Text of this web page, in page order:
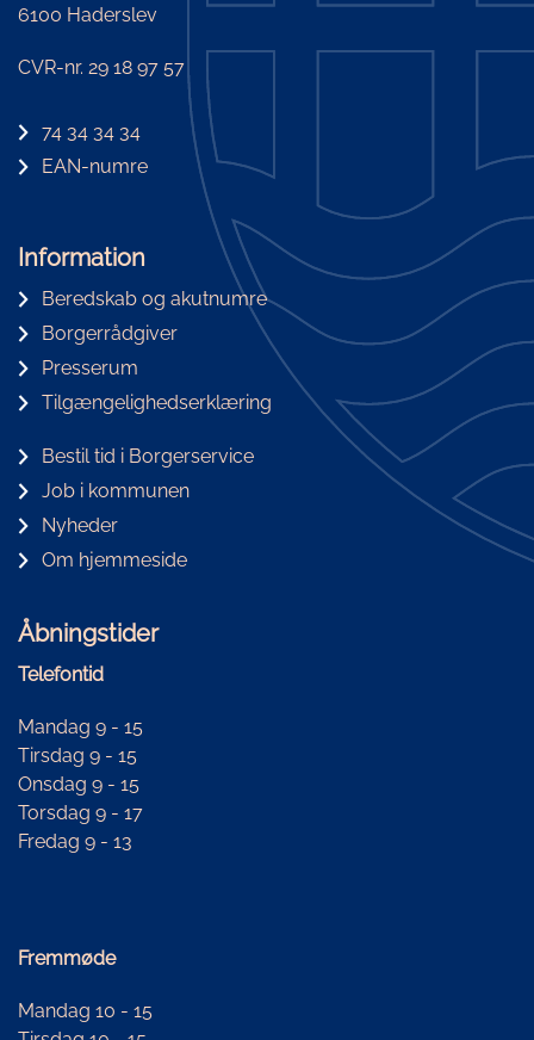
6100 Haderslev
CVR-nr. 29 18 97 57
74 34 34 34
EAN-numre
Information
Beredskab og akutnumre
Borgerrådgiver
Presserum
Tilgængelighedserklæring
Bestil tid i Borgerservice
Job i kommunen
Nyheder
Om hjemmeside
Åbningstider
Telefontid
Mandag 9 - 15
Tirsdag 9 - 15
Onsdag 9 - 15
Torsdag 9 - 17
Fredag 9 - 13
Fremmøde
Mandag 10 - 15